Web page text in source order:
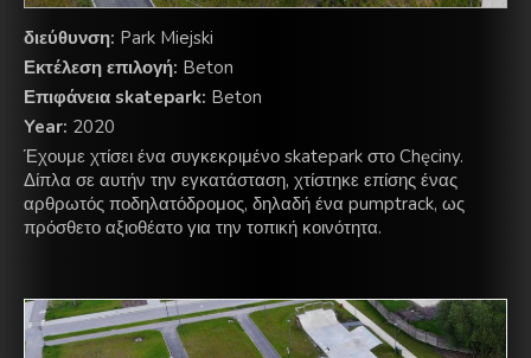
διεύθυνση: Park Miejski
Εκτέλεση επιλογή: Beton
Επιφάνεια skatepark: Beton
Year: 2020
Έχουμε χτίσει ένα συγκεκριμένο skatepark στο Chęciny.
Δίπλα σε αυτήν την εγκατάσταση, χτίστηκε επίσης ένας
αρθρωτός ποδηλατόδρομος, δηλαδή ένα pumptrack, ως
πρόσθετο αξιοθέατο για την τοπική κοινότητα.